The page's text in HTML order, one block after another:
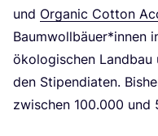
und Orga­nic Cot­ton
Baumwollbäuer*innen
öko­lo­gi­schen
den Sti­pen­dia­ten.
zwi­schen 100.000 und